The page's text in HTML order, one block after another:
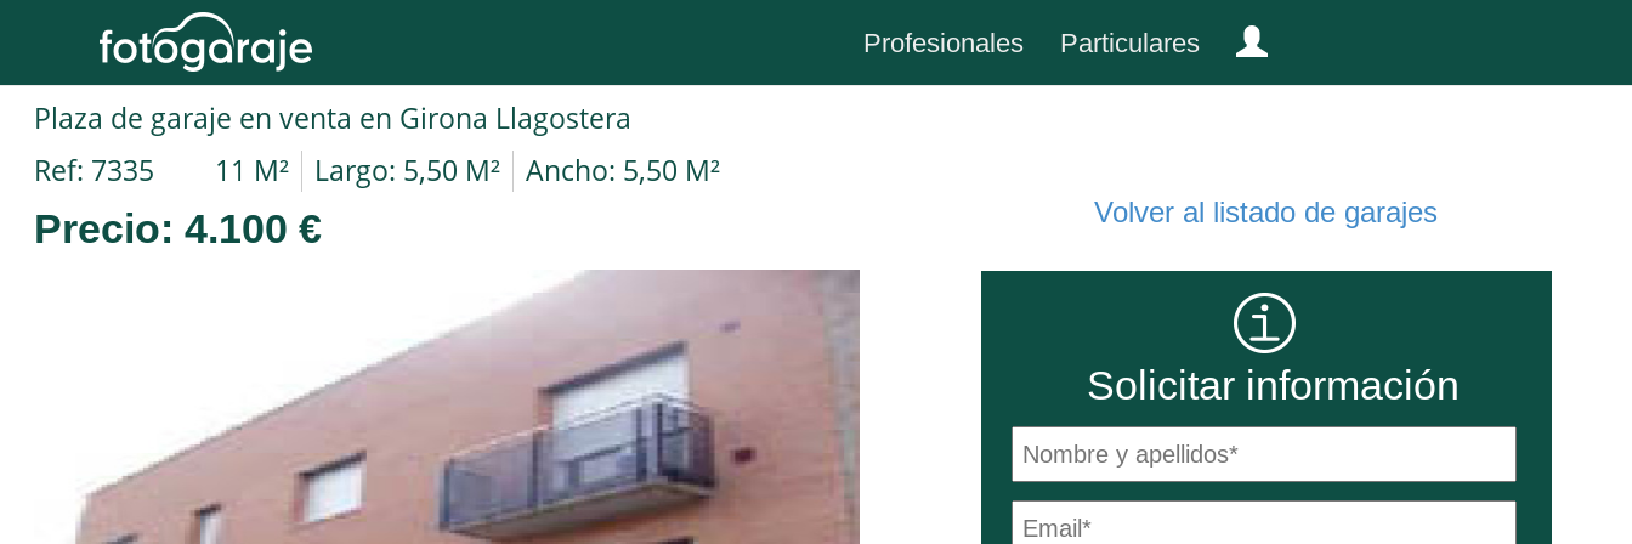
Profesionales Particulares
Plaza de garaje en venta en Girona Llagostera
Ref: 7335
11 M² Largo: 5,50 M² Ancho: 5,50 M²
Precio: 4.100 € Volver al listado de garajes
Solicitar información